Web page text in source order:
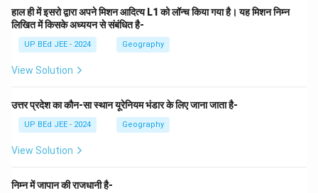
हाल ही में इसरो द्वारा अपने मिशन आदित्य L1 को लॉन्च किया गया है। यह मिशन निम्न
लिखित में किसके अध्ययन से संबंधित है-
UP BEd JEE - 2024 Geography
View Solution
उत्तर प्रदेश का कौन-सा स्थान यूरेनियम भंडार के लिए जाना जाता है-
UP BEd JEE - 2024 Geography
View Solution
निम्न में जापान की राजधानी है-